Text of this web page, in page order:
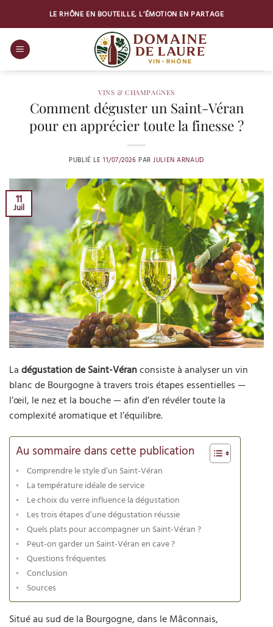
contenu
LE RHÔNE EN BOUTEILLE, L’ÉMOTION EN PARTAGE
VINS & CHAMPAGNES
Comment déguster un Saint-Véran
pour en apprécier toute la finesse ?
PUBLIÉ LE 11/07/2026 PARJULIEN ARNAUD
11
Juil
La dégustation de Saint-Véranconsiste à analyser un vin
blanc de Bourgogne à travers trois étapes essentielles —
l’œil, le nez et la bouche — afin d’en révéler toute la
complexité aromatique et l’équilibre.
Au sommaire dans cette publication
Comprendre le style d’un Saint-Véran
La température idéale de service
Le choix du verre influence la dégustation
Les trois étapes d’une dégustation réussie
Quels plats pour accompagner un Saint-Véran ?
Peut-on garder un Saint-Véran en cave ?
Questions fréquentes
Conclusion
Sources
Situé au sud de la Bourgogne, dans le Mâconnais,